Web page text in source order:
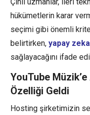
hükümetlerin karar
seçimi gibi önemli
belirtirken, yapay
sağlayacağını ifade
YouTube
Özelliği Geldi
Hosting şirketimizin